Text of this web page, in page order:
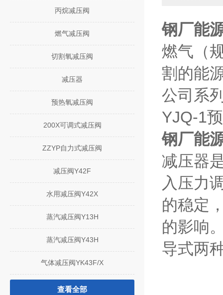
丙烷减压阀
燃气减压阀
切割氧减压阀
减压器
预热氧减压阀
200X可调式减压阀
ZZYP自力式减压阀
减压阀Y42F
水用减压阀Y42X
蒸汽减压阀Y13H
蒸汽减压阀Y43H
气体减压阀YK43F/X
查看全部
钢厂能
燃气（
割的能
公司系
YJQ-1
钢厂能
减压器
入压力
的稳定
的影响
导式两